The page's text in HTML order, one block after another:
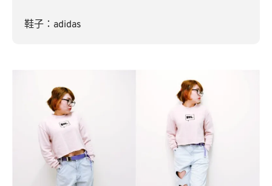
鞋子：adidas